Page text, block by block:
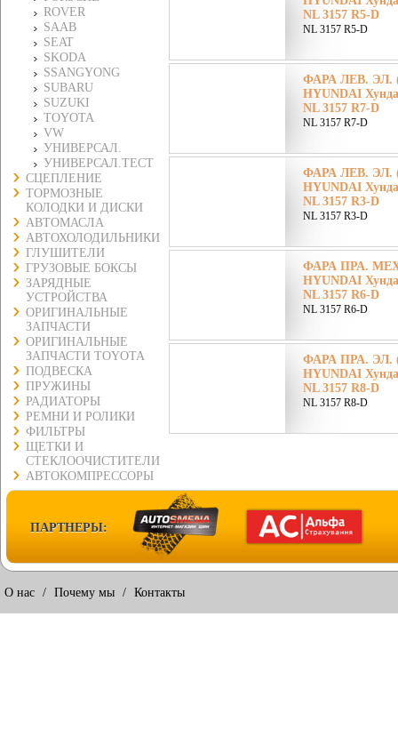
ROVER
SAAB
SEAT
SKODA
SSANGYONG
SUBARU
SUZUKI
TOYOTA
VW
УНИВЕРСАЛ.
УНИВЕРСАЛ.ТЕСТ
СЦЕПЛЕНИЕ
ТОРМОЗНЫЕ
КОЛОДКИ И ДИСКИ
АВТОМАСЛА
АВТОХОЛОДИЛЬНИКИ
ГЛУШИТЕЛИ
ГРУЗОВЫЕ БОКСЫ
ЗАРЯДНЫЕ
УСТРОЙСТВА
ОРИГИНАЛЬНЫЕ
ЗАПЧАСТИ
ОРИГИНАЛЬНЫЕ
ЗАПЧАСТИ TOYOTA
ПОДВЕСКА
ПРУЖИНЫ
РАДИАТОРЫ
РЕМНИ И РОЛИКИ
ФИЛЬТРЫ
ЩЕТКИ И
СТЕКЛООЧИСТИТЕЛИ
АВТОКОМПРЕССОРЫ
NL 3157 R5-D
NL 3157 R5-D
ФАРА ЛЕВ. ЭЛ.
HYUNDAI
NL 3157 R7-D
NL 3157 R7-D
ФАРА ЛЕВ. ЭЛ.
HYUNDAI
NL 3157 R3-D
NL 3157 R3-D
ФАРА ПРА.
HYUNDAI
NL 3157 R6-D
NL 3157 R6-D
ФАРА ПРА. ЭЛ.
HYUNDAI
NL 3157 R8-D
NL 3157 R8-D
ПАРТНЕРЫ:
О нас / Почему мы / Контакты